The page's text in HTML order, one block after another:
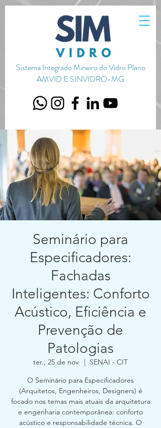
Sistema Integrado Mineiro do Vidro Plano
AMVID E SINVIDRO-MG
Seminário para
Especificadores:
Fachadas
Inteligentes: Conforto
Acústico, Eficiência e
Prevenção de
Patologias
ter., 25 de nov.
  |
SENAI - CIT
O Seminário para Especificadores
(Arquitetos, Engenheiros, Designers) é
focado nos temas mais atuais da arquitetura
e engenharia contemporânea: conforto
acústico e responsabilidade técnica. O